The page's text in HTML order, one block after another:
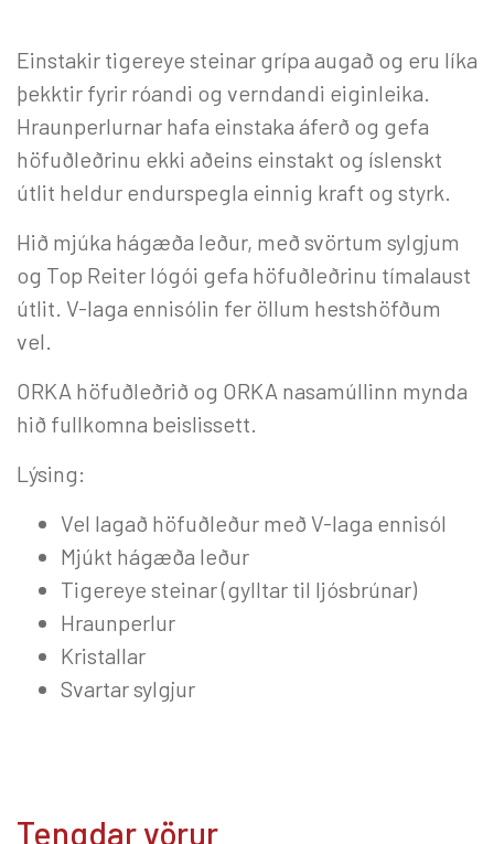
Einstakir tigereye steinar grípa augað og eru líka
þekktir fyrir róandi og verndandi eiginleika.
Hraunperlurnar hafa einstaka áferð og gefa
höfuðleðrinu ekki aðeins einstakt og íslenskt
útlit heldur endurspegla einnig kraft og styrk.
Hið mjúka hágæða leður, með svörtum sylgjum
og Top Reiter lógói gefa höfuðleðrinu tímalaust
útlit. V-laga ennisólin fer öllum hestshöfðum
vel.
ORKA höfuðleðrið og ORKA nasamúllinn mynda
hið fullkomna beislissett.
Lýsing:
Vel lagað höfuðleður með V-laga ennisól
Mjúkt hágæða leður
Tigereye steinar (gylltar til ljósbrúnar)
Hraunperlur
Kristallar
Svartar sylgjur
Tengdar vörur